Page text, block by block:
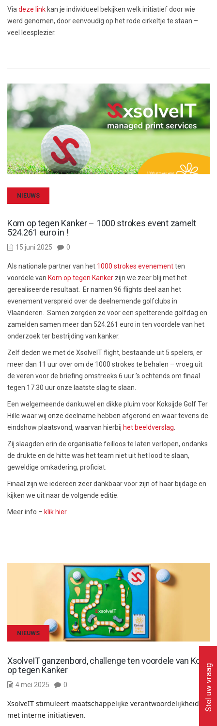
Via deze link kan je individueel bekijken welk initiatief door wie
werd genomen, door eenvoudig op het rode cirkeltje te staan –
veel leesplezier.
NIEUWS
Kom op tegen Kanker – 1000 strokes event zamelt
524.261 euro in !
15 juni 2025 0
Als nationale partner van het 1000 strokes evenementten
voordele van Kom op tegen Kanker zijn we zeer blij met het
gerealiseerde resultaat. Er namen 96 flights deel aan het
evenement verspreid over de deelnemende golfclubs in
Vlaanderen. Samen zorgden ze voor een spetterende golfdag en
zamelden samen meer dan 524.261 euro in ten voordele van het
onderzoek ter bestrijding van kanker.
Zelf deden we met de XsolveIT flight, bestaande uit 5 spelers, er
meer dan 11 uur over om de 1000 strokes te behalen – vroeg uit
de veren voor de briefing omstreeks 6 uur ’s ochtends om finaal
tegen 17.30 uur onze laatste slag te slaan.
Een welgemeende dankuwel en dikke pluim voor Koksijde Golf Ter
Hille waar wij onze deelname hebben afgerond en waar tevens de
eindshow plaatsvond, waarvan hierbij het beeldverslag
Zij slaagden erin de organisatie feilloos te laten verlopen, ondanks
de drukte en de hitte was het team niet uit het lood te slaan,
geweldige omkadering, proficiat.
Finaal zijn we iedereen zeer dankbaar voor zijn of haar bijdage en
kijken we uit naar de volgende editie.
Meer info – klik hier.
NIEUWS
XsolveIT ganzenbord, challenge ten voordele van Kom
op tegen Kanker
4 mei 2025 0
XsolveIT stimuleert maatschappelijke verantwoordelijkheid
met interne initiatieven.
Stel uw vraag